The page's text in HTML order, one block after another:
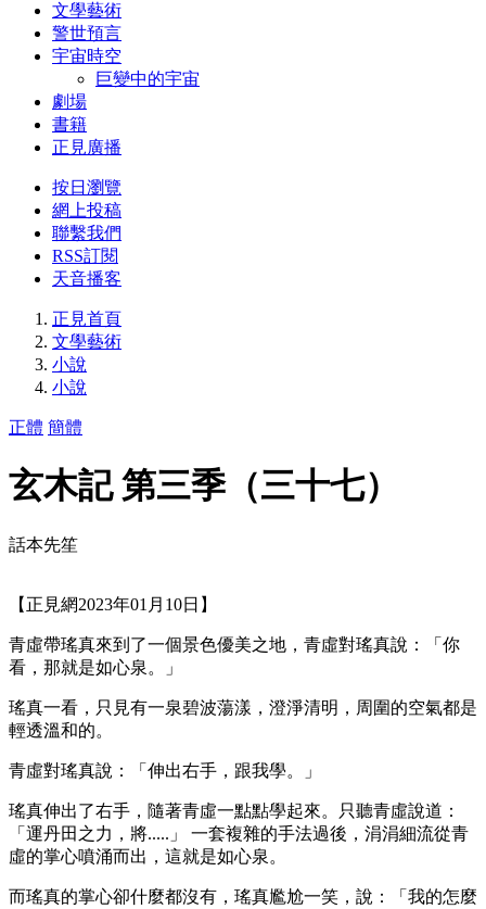
文學藝術
警世預言
宇宙時空
巨變中的宇宙
劇場
書籍
正見廣播
按日瀏覽
網上投稿
聯繫我們
RSS訂閱
天音播客
正見首頁
文學藝術
小說
小說
正體 簡體
玄木記 第三季（三十七）
話本先笙
【正見網2023年01月10日】
青虛帶瑤真來到了一個景色優美之地，青虛對瑤真說：「你
看，那就是如心泉。」
瑤真一看，只見有一泉碧波蕩漾，澄淨清明，周圍的空氣都是
輕透溫和的。
青虛對瑤真說：「伸出右手，跟我學。」
瑤真伸出了右手，隨著青虛一點點學起來。只聽青虛說道：
「運丹田之力，將.....」 一套複雜的手法過後，涓涓細流從青
虛的掌心噴涌而出，這就是如心泉。
而瑤真的掌心卻什麼都沒有，瑤真尷尬一笑，說：「我的怎麼